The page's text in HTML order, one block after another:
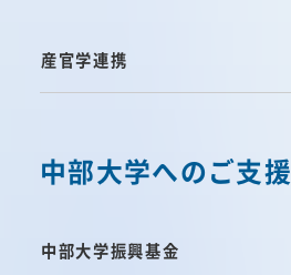
産官学連携
中部大学へのご支援
中部大学振興基金